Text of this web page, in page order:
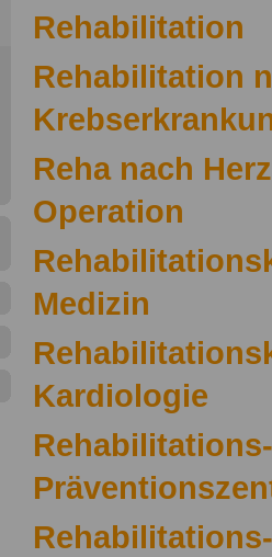
Rehabilitation
Rehabilitation
Reha nach
Operation
Medizin
Kardiologie